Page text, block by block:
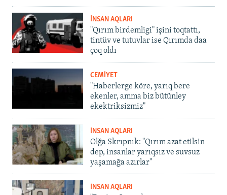
İNSAN AQLARI
"Qırım birdemligi" işini toqtattı,
tintüv ve tutuvlar ise Qırımda daa
çoq oldı
CEMİYET
"Haberlerge köre, yarıq bere
ekenler, amma biz bütünley
ekektriksizmiz"
İNSAN AQLARI
Olğa Skrıpnık: "Qırım azat etilsin
dep, insanlar yarıqsız ve suvsuz
yaşamağa azırlar"
İNSAN AQLARI